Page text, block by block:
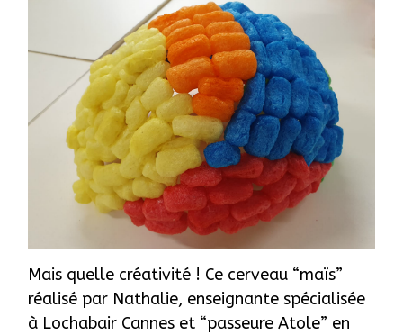
Mais quelle créativité ! Ce cerveau “maïs”
réalisé par Nathalie, enseignante spécialisée
à Lochabair Cannes et “passeure Atole” en